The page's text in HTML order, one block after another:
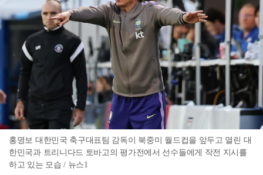
홍명보 대한민국 축구대표팀 감독이 북중미 월드컵을 앞두고 열린 대
한민국과 트리니다드 토바고의 평가전에서 선수들에게 작전 지시를
하고 있는 모습 / 뉴스1